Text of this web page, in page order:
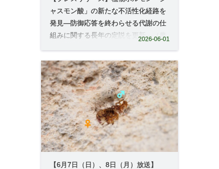
ャスモン酸」の新たな不活性化経路を
発見―防御応答を終わらせる代謝の仕
組みに関する長年の定説を更新―（農
2026-06-01
【6月7日（日）、8日（月）放送】